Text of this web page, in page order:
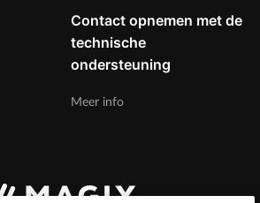
Contact opnemen met de
technische
ondersteuning
Meer info